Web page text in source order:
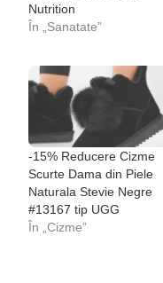
Nutrition
În „Sanatate”
-15% Reducere Cizme
Scurte Dama din Piele
Naturala Stevie Negre
#13167 tip UGG
În „Cizme”